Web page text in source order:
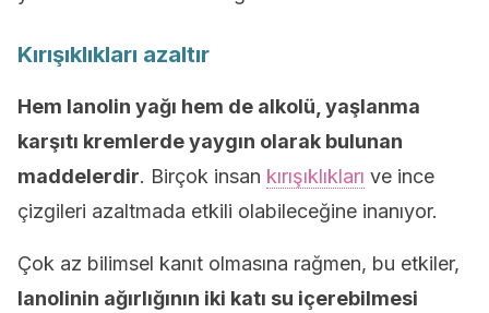
Kırışıklıkları azaltır
Hem lanolin yağı hem de alkolü, yaşlanma
karşıtı kremlerde yaygın olarak bulunan
maddelerdir. Birçok insan kırışıklıkları ve ince
çizgileri azaltmada etkili olabileceğine inanıyor.
Çok az bilimsel kanıt olmasına rağmen, bu etkiler,
lanolinin ağırlığının iki katı su içerebilmesi